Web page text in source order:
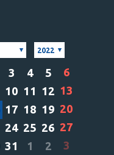
2022
3 4 5
6
10 11 12 13
17 18 19 20
24 25 26 27
31 1 2
3